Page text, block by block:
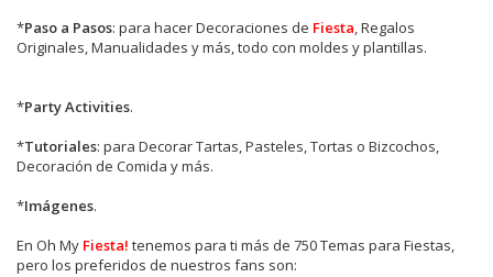
*Paso a Pasos: para hacer Decoraciones de Fiesta, Regalos
Originales, Manualidades y más, todo con moldes y plantillas.
*Party Activities.
*Tutoriales: para Decorar Tartas, Pasteles, Tortas o Bizcochos,
Decoración de Comida y más.
*Imágenes.
En Oh My Fiesta! tenemos para ti más de 750 Temas para Fiestas,
pero los preferidos de nuestros fans son: